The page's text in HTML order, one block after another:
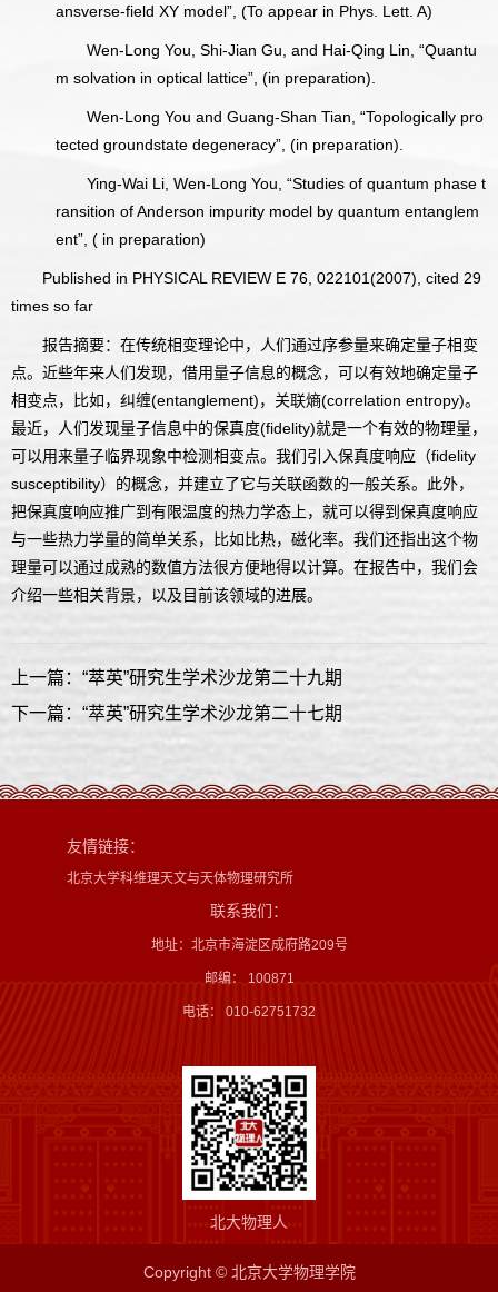
ansverse-field XY model”, (To appear in Phys. Lett. A)
Wen-Long You, Shi-Jian Gu, and Hai-Qing Lin, “Quantu
m solvation in optical lattice”, (in preparation).
Wen-Long You and Guang-Shan Tian, “Topologically pro
tected groundstate degeneracy”, (in preparation).
Ying-Wai Li, Wen-Long You, “Studies of quantum phase t
ransition of Anderson impurity model by quantum entanglem
ent”, ( in preparation)
Published in PHYSICAL REVIEW E 76, 022101(2007), cited 29
times so far
报告摘要：在传统相变理论中，人们通过序参量来确定量子相变
点。近些年来人们发现，借用量子信息的概念，可以有效地确定量子
相变点，比如，纠缠(entanglement)，关联熵(correlation entropy)。
最近，人们发现量子信息中的保真度(fidelity)就是一个有效的物理量，
可以用来量子临界现象中检测相变点。我们引入保真度响应（fidelity
susceptibility）的概念，并建立了它与关联函数的一般关系。此外，
把保真度响应推广到有限温度的热力学态上，就可以得到保真度响应
与一些热力学量的简单关系，比如比热，磁化率。我们还指出这个物
理量可以通过成熟的数值方法很方便地得以计算。在报告中，我们会
介绍一些相关背景，以及目前该领域的进展。
上一篇：“萃英”研究生学术沙龙第二十九期
下一篇：“萃英”研究生学术沙龙第二十七期
友情链接：
北京大学科维理天文与天体物理研究所
联系我们：
地址：北京市海淀区成府路209号
邮编： 100871
电话： 010-62751732
北大物理人
Copyright © 北京大学物理学院